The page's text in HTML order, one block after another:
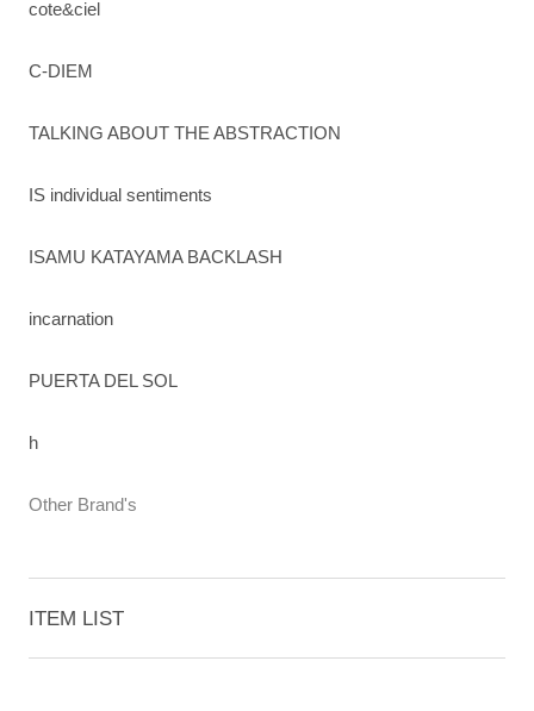
cote&ciel
C-DIEM
TALKING ABOUT THE ABSTRACTION
IS individual sentiments
ISAMU KATAYAMA BACKLASH
incarnation
PUERTA DEL SOL
h
Other Brand's
ITEM LIST